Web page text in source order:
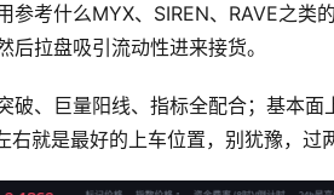
参考什么MYX、SIREN、RAVE之
后拉盘吸引流动性进来接货。
破、巨量阳线、指标全配合；基本
右就是最好的上车位置，别犹豫，过